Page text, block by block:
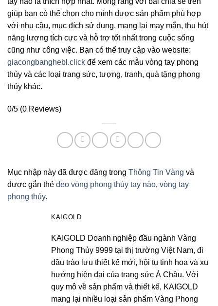
giúp bạn có thể chọn cho mình được sản phẩm phù hợp
với nhu cầu, mục đích sử dụng, mang lại may mắn, thu hút
năng lượng tích cực và hỗ trợ tốt nhất trong cuộc sống
cũng như công việc. Bạn có thể truy cập vào website:
giacongbanghebl.click để xem các mẫu vòng tay phong
thủy và các loại trang sức, tượng, tranh, quà tặng phong
thủy khác.
0/5 (0 Reviews)
Mục nhập này đã được đăng trong Thông Tin Vàng và
được gắn thẻ đeo vòng phong thủy tay nào, vòng tay
phong thủy.
KAIGOLD
KAIGOLD Doanh nghiệp đầu ngành Vàng
Phong Thủy 9999 tại thị trường Việt Nam, đi
đầu trào lưu thiết kế mới, hội tụ tinh hoa và xu
hướng hiện đại của trang sức Á Châu. Với
quy mô về sản phẩm và thiết kế, KAIGOLD
mang lại nhiều loại sản phẩm Vàng Phong